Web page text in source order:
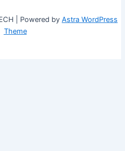
| Powered by Astra WordPress
Theme